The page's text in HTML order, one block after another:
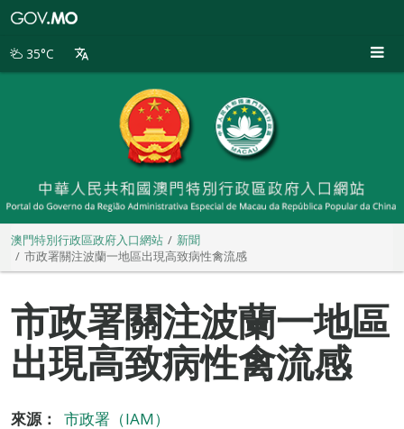
別
35°C
澳門特別行政區政府入口網站
新聞
市政署關注波蘭一地區出現高致病性禽流感
市政署關注波蘭一地區
出現高致病性禽流感
來源：
市政署（IAM）